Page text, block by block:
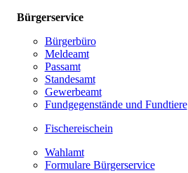
Bürgerservice
Bürgerbüro
Meldeamt
Passamt
Standesamt
Gewerbeamt
Fundgegenstände und Fundtiere
Fischereischein
Wahlamt
Formulare Bürgerservice